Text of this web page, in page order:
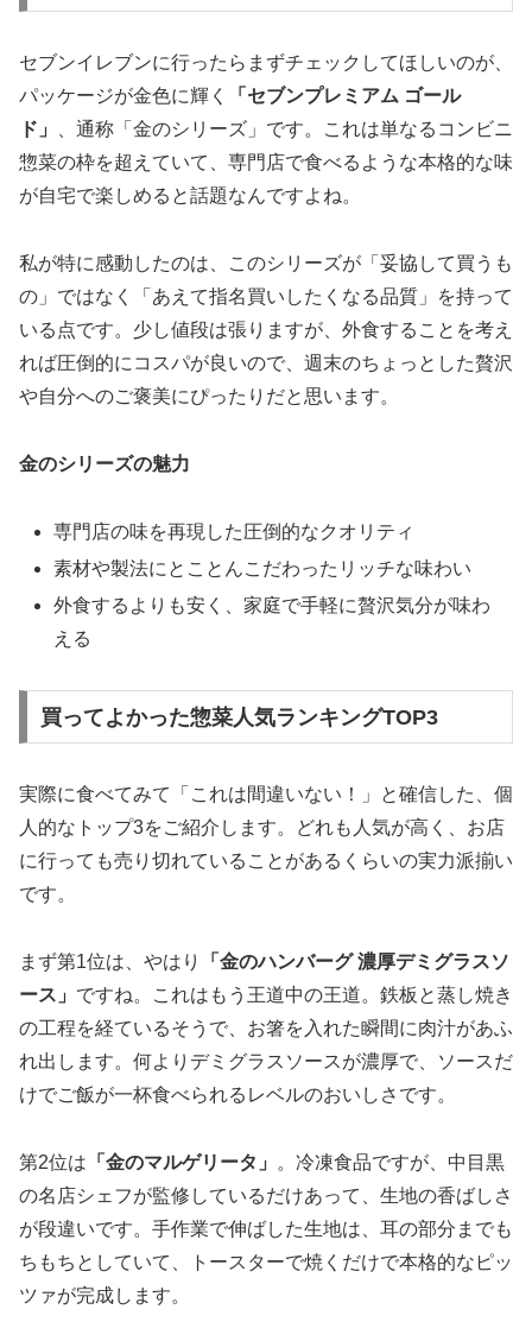
セブンイレブンに行ったらまずチェックしてほしいのが、
パッケージが金色に輝く
「セブンプレミアム ゴール
ド」
、通称「金のシリーズ」です。これは単なるコンビニ
惣菜の枠を超えていて、専門店で食べるような本格的な味
が自宅で楽しめると話題なんですよね。
私が特に感動したのは、このシリーズが「妥協して買うも
の」ではなく
「あえて指名買いしたくなる品質」
を持って
いる点です。少し値段は張りますが、外食することを考え
れば圧倒的にコスパが良いので、週末のちょっとした贅沢
や自分へのご褒美にぴったりだと思います。
金のシリーズの魅力
専門店の味を再現した圧倒的なクオリティ
素材や製法にとことんこだわったリッチな味わい
外食するよりも安く、家庭で手軽に贅沢気分が味わ
える
買ってよかった惣菜人気ランキングTOP3
実際に食べてみて「これは間違いない！」と確信した、個
人的なトップ3をご紹介します。どれも人気が高く、お店
に行っても売り切れていることがあるくらいの実力派揃い
です。
まず第1位は、やはり
「金のハンバーグ 濃厚デミグラスソ
ース」 ですね。これはもう王道中の王道。鉄板と蒸し焼き
の工程を経ているそうで、お箸を入れた瞬間に肉汁があふ
れ出します。何よりデミグラスソースが濃厚で、
ソースだ
けでご飯が一杯食べられるレベルのおいしさです。
第2位は 「金のマルゲリータ」
。冷凍食品ですが、中目黒
の名店シェフが監修しているだけあって、生地の香ばしさ
が段違いです。手作業で伸ばした生地は、耳の部分までも
ちもちとしていて、トースターで焼くだけで本格的なピッ
ツァが完成します。